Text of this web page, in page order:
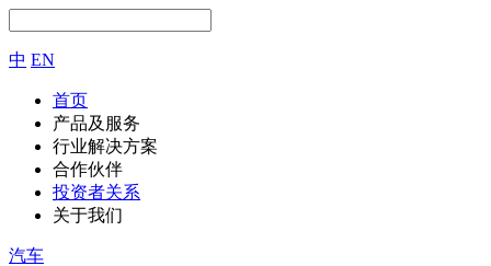
中 EN
首页
产品及服务
行业解决方案
合作伙伴
投资者关系
关于我们
汽车